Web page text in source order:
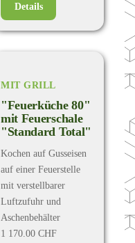
Details
MIT GRILL
"Feuerküche 80"
mit Feuerschale
"Standard Total"
Kochen auf Gusseisen
auf einer Feuerstelle
mit verstellbarer
Luftzufuhr und
Aschenbehälter
1 170.00 CHF